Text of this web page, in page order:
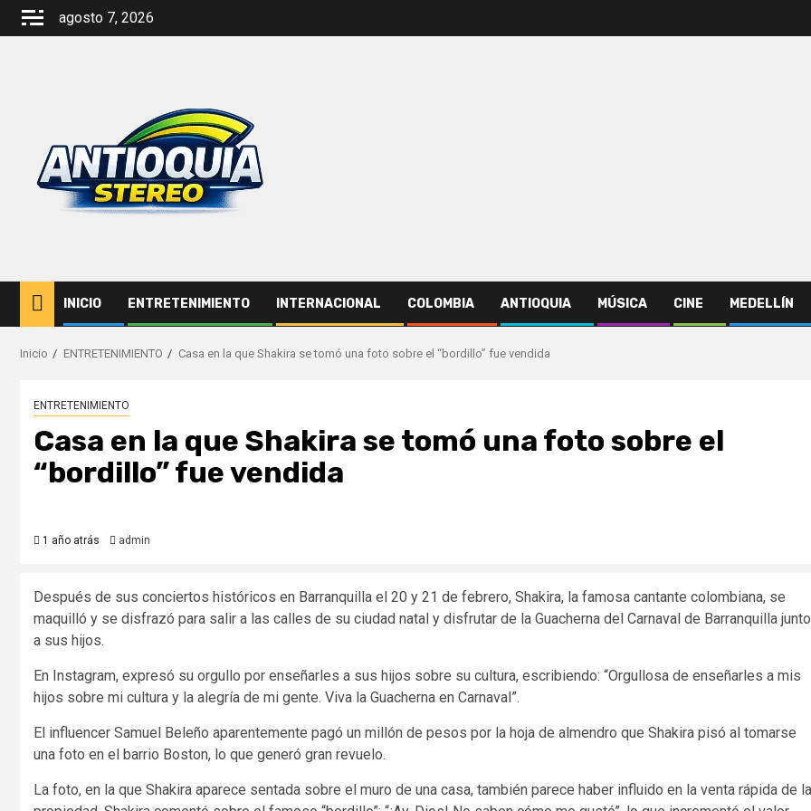
Saltar
agosto 7, 2026
INICIO ENTRETENIMIENTO INTERNACIONAL COLOMBIA ANTIOQUIA MÚSICA CINE MEDELLÍN
Inicio ENTRETENIMIENTO Casa en la que Shakira se tomó una foto sobre el “bordillo” fue vendida
ENTRETENIMIENTO
Casa en la que Shakira se tomó una foto sobre el
“bordillo” fue vendida
1 año atrás admin
Después de sus conciertos históricos en Barranquilla el 20 y 21 de febrero, Shakira, la famosa cantante colombiana, se
maquilló y se disfrazó para salir a las calles de su ciudad natal y disfrutar de la Guacherna del Carnaval de Barranquilla junto
a sus hijos.
En Instagram, expresó su orgullo por enseñarles a sus hijos sobre su cultura, escribiendo: “Orgullosa de enseñarles a mis
hijos sobre mi cultura y la alegría de mi gente. Viva la Guacherna en Carnaval”.
El influencer Samuel Beleño aparentemente pagó un millón de pesos por la hoja de almendro que Shakira pisó al tomarse
una foto en el barrio Boston, lo que generó gran revuelo.
La foto, en la que Shakira aparece sentada sobre el muro de una casa, también parece haber influido en la venta rápida de la